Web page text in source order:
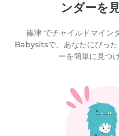
ンダーを
篠津 でチャイルドマイン
Babysitsで、あなたにぴっ
ーを簡単に見つ